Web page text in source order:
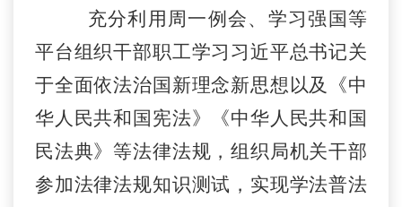
充分利用周 一例 会、学习强国等
平台组织干部职工学习习近平总书记关
于全面依法治国新理念新思想以及
《中
华人民共和国宪法》
《中华人民共和国
民法典》等法律法规，组织局机关干部
参加法律法规知识测试，实现学法普法